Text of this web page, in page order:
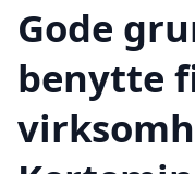
Gode
benytte